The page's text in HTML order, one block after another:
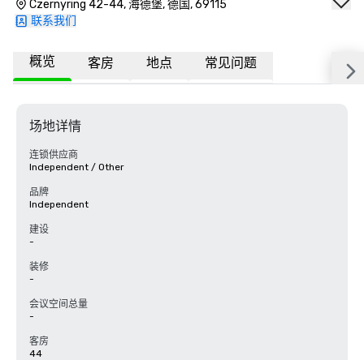
Czernyring 42-44, 海德堡, 德国, 69115
联系我们
概览 客房 地点 常见问题
场地详情
连锁供应商
Independent / Other
品牌
Independent
建设
-
装修
-
会议空间总量
-
客房
44